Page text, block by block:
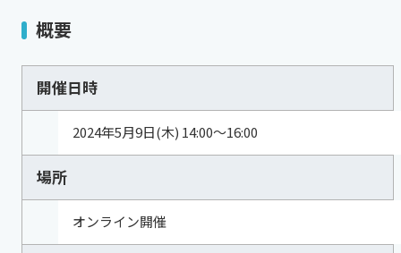
概要
開催日時
2024年5月9日(木) 14:00～16:00
場所
オンライン開催